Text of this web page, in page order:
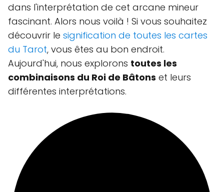
dans l'interprétation de cet arcane mineur
fascinant. Alors nous voilà ! Si vous souhaitez
découvrir le signification de toutes les cartes
du Tarot, vous êtes au bon endroit.
Aujourd'hui, nous explorons toutes les
combinaisons du Roi de Bâtons et leurs
différentes interprétations.